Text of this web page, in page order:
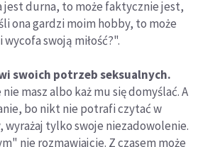
jest durna, to może faktycznie jest,
ona gardzi moim hobby, to może
swoją miłość?".
swoich potrzeb seksualnych.
masz albo każ mu się domyślać. A
bo nikt nie potrafi czytać w
wyrażaj tylko swoje niezadowolenie.
nie rozmawiajcie. Z czasem może